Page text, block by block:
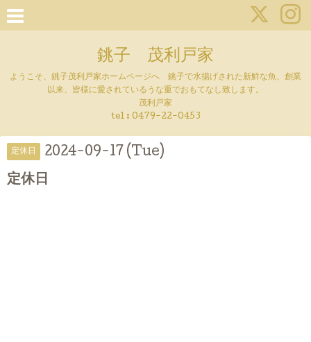
銚子 茂利戸家
ようこそ、銚子茂利戸家ホームページへ 銚子で水揚げされた新鮮な魚、創業
以来、皆様に愛されているうな重でおもてなし致します。
茂利戸家
tel : 0479-22-0453
定休日 2024-09-17 (Tue)
定休日